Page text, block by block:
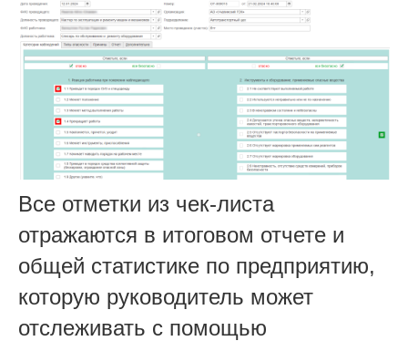
Все отметки из чек-листа
отражаются в итоговом отчете и
общей статистике по предприятию,
которую руководитель может
отслеживать с помощью